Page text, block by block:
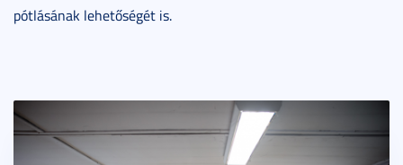
pótlásának lehetőségét is.